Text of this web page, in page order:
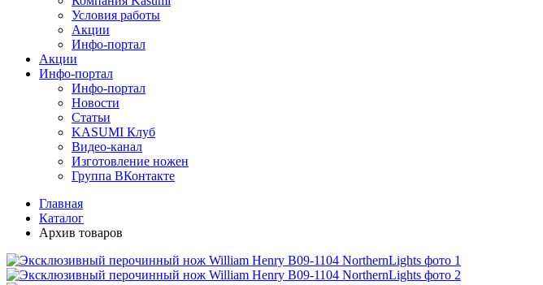
Условия работы
Акции
Инфо-портал
Акции
Инфо-портал
Инфо-портал
Новости
Статьи
KASUMI Клуб
Видео-канал
Изготовление ножен
Группа ВКонтакте
Главная
Каталог
Архив товаров